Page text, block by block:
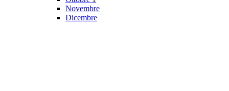
Novembre
Dicembre